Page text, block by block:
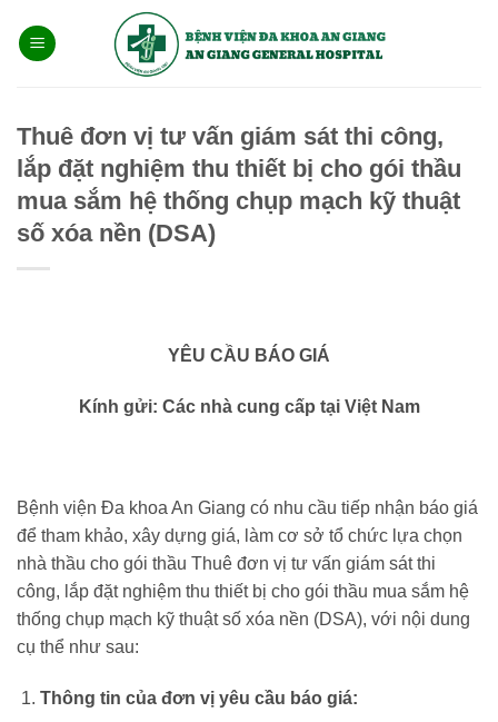
qua
Thuê đơn vị tư vấn giám sát thi công,
lắp đặt nghiệm thu thiết bị cho gói thầu
mua sắm hệ thống chụp mạch kỹ thuật
số xóa nền (DSA)
YÊU CẦU BÁO GIÁ
Kính gửi: Các nhà cung cấp tại Việt Nam
Bệnh viện Đa khoa An Giang có nhu cầu tiếp nhận báo giá
để tham khảo, xây dựng giá, làm cơ sở tổ chức lựa chọn
nhà thầu cho gói thầu Thuê đơn vị tư vấn giám sát thi
công, lắp đặt nghiệm thu thiết bị cho gói thầu mua sắm hệ
thống chụp mạch kỹ thuật số xóa nền (DSA), với nội dung
cụ thể như sau:
Thông tin của đơn vị yêu cầu báo giá: